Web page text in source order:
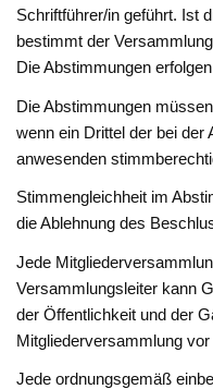
Schriftführer/in geführt. Ist
bestimmt der
Die Abstimmungen
Die Abstimmungen
wenn ein Drittel der bei der
anwesenden
Stimmengleichheit im
die Ablehnung des
Jede
Versammlungsleiter kann
der Öffentlichkeit und der
Mitgliederversammlung
Jede ordnungsgemäß